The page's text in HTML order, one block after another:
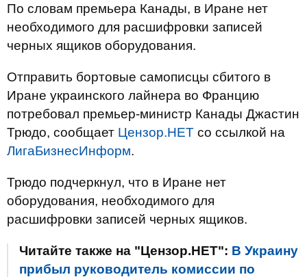
По словам премьера Канады, в Иране нет
необходимого для расшифровки записей
черных ящиков оборудования.
Отправить бортовые самописцы сбитого в
Иране украинского лайнера во Францию
потребовал премьер-министр Канады Джастин
Трюдо, сообщает Цензор.НЕТ со ссылкой на
ЛигаБизнесИнформ.
Трюдо подчеркнул, что в Иране нет
оборудования, необходимого для
расшифровки записей черных ящиков.
Читайте также на "Цензор.НЕТ": В Украину
прибыл руководитель комиссии по